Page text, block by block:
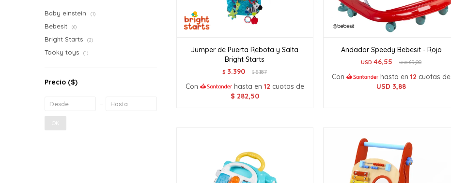
Jumper de Puerta Rebota y Salta
Bright Starts
$ 3.390 $5.187
Con hasta en 12 cuotas de
$ 282,50
Andador Speedy Bebesit - Rojo
USD 46,55 USD69,00
Con hasta en12 cuotas de
USD 3,88
Baby einstein (1)
Bebesit (6)
Bright Starts (2)
Tooky toys (1)
Precio ($)
OK